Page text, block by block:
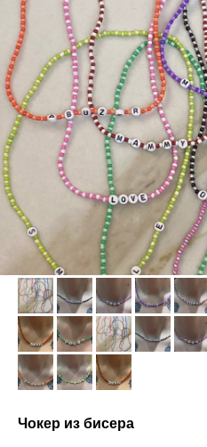
Чокер из бисера